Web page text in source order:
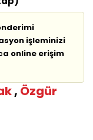
işleminizi
online erişim
, Özgür